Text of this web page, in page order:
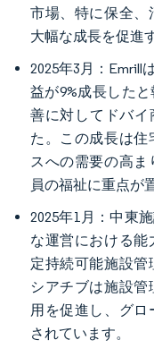
市場、特に保全、
大幅な成長を促進
2025年3月：Emrill
益が9%成長した
善に対してドバイ
た。この成長は
スへの需要の高
員の福祉に重点が
2025年1月：中東
な運営における
定持続可能施設
シアチブは施設
用を促進し、グ
されています。